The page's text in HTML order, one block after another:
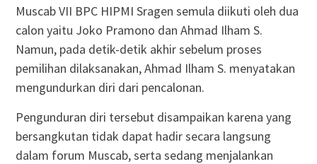
Muscab VII BPC HIPMI Sragen semula diikuti oleh dua
calon yaitu Joko Pramono dan Ahmad Ilham S.
Namun, pada detik-detik akhir sebelum proses
pemilihan dilaksanakan, Ahmad Ilham S. menyatakan
mengundurkan diri dari pencalonan.
Pengunduran diri tersebut disampaikan karena yang
bersangkutan tidak dapat hadir secara langsung
dalam forum Muscab, serta sedang menjalankan